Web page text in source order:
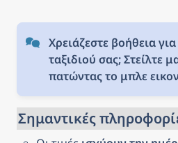
Χρειάζεστε βοήθεια
ταξιδιού σας; Στείλτε
πατώντας το μπλε
Σημαντικές